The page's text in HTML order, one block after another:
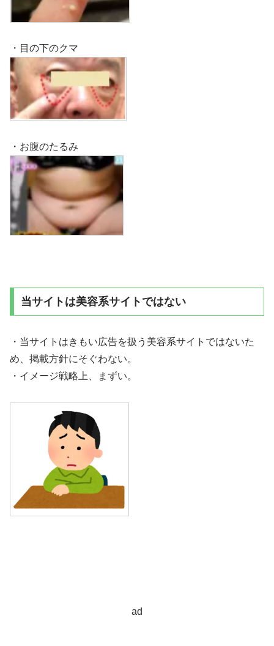
・目の下のクマ
・お腹のたるみ
当サイトは美容系サイトではない
・当サイトはきもい広告を扱う美容系サイトではないた
め、掲載方針にそぐわない。
・イメージ戦略上、まずい。
ad